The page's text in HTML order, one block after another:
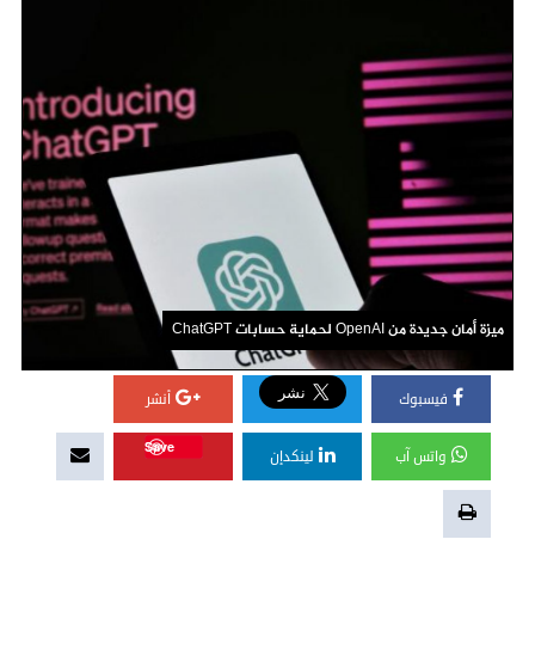
ميزة أمان جديدة من OpenAI لحماية حسابات ChatGPT
فيسبوك أنشر
واتس آب لينكدإن
Save